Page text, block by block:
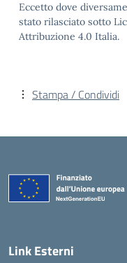
Eccetto dove
stato rilasciato sotto
Attribuzione 4.0 Italia.
Stampa / Condividi
Link Esterni